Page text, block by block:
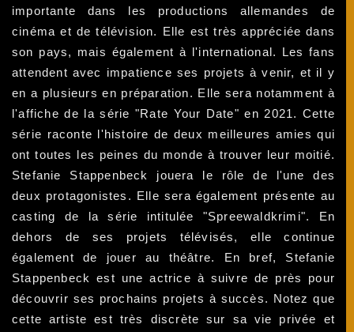
importante dans les productions allemandes de
cinéma et de télévision. Elle est très appréciée dans
son pays, mais également à l'international. Les fans
attendent avec impatience ses projets à venir, et il y
en a plusieurs en préparation. Elle sera notamment à
l'affiche de la série "Rate Your Date" en 2021. Cette
série raconte l'histoire de deux meilleures amies qui
ont toutes les peines du monde à trouver leur moitié.
Stefanie Stappenbeck jouera le rôle de l'une des
deux protagonistes. Elle sera également présente au
casting de la série intitulée "Spreewaldkrimi". En
dehors de ses projets télévisés, elle continue
également de jouer au théâtre. En bref, Stefanie
Stappenbeck est une actrice à suivre de près pour
découvrir ses prochains projets à succès. Notez que
cette artiste est très discrète sur sa vie privée et